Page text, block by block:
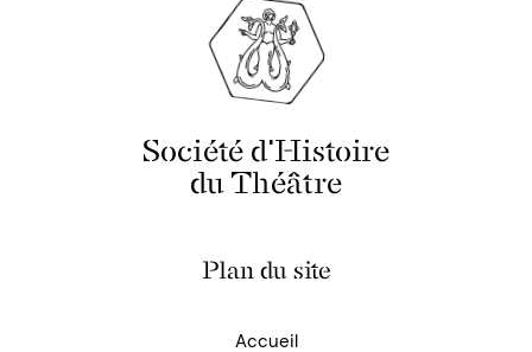
Société d'Histoire
du Théâtre
Plan du site
Accueil